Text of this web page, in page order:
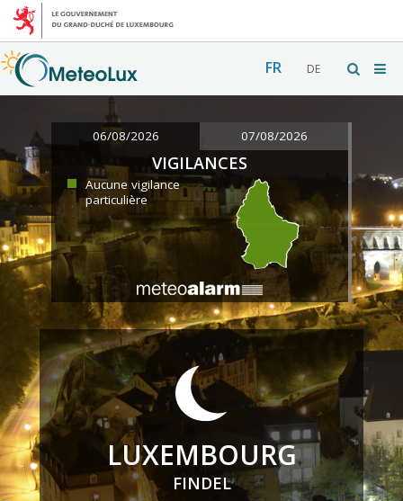
FR DE
06/08/2026 07/08/2026
VIGILANCES
Aucune vigilance
particulière
LUXEMBOURG
FINDEL